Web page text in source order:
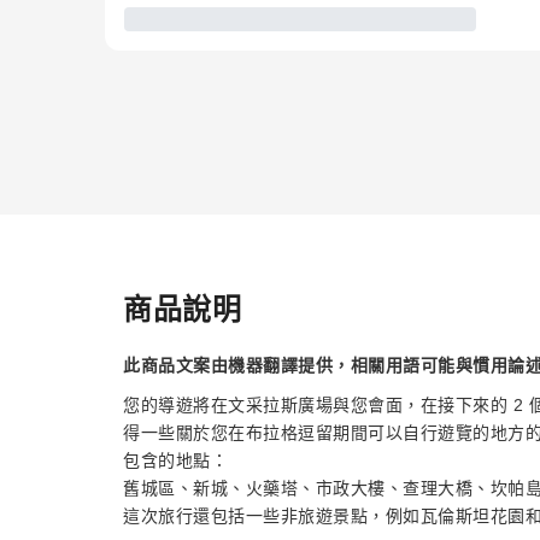
商品說明
此商品文案由機器翻譯提供，相關用語可能與慣用論
您的導遊將在文采拉斯廣場與您會面，在接下來的 2
得一些關於您在布拉格逗留期間可以自行遊覽的地方
包含的地點：
舊城區、新城、火藥塔、市政大樓、查理大橋、坎帕
這次旅行還包括一些非旅遊景點，例如瓦倫斯坦花園